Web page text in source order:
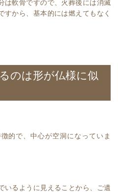
は軟骨ですので、火葬後には消滅
すから、基本的には燃えてもなく
のは形が仏様に似
的で、中心が空洞になっていま
いるように見えることから、ご遺